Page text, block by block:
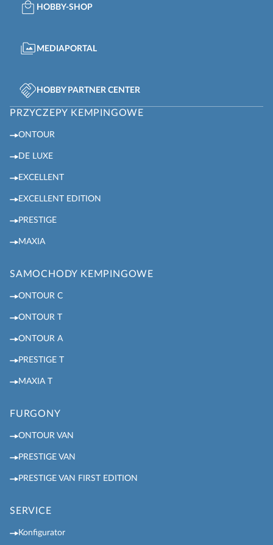
HOBBY-SHOP
MEDIAPORTAL
HOBBY PARTNER CENTER
PRZYCZEPY KEMPINGOWE
ONTOUR
DE LUXE
EXCELLENT
EXCELLENT EDITION
PRESTIGE
MAXIA
SAMOCHODY KEMPINGOWE
ONTOUR C
ONTOUR T
ONTOUR A
PRESTIGE T
MAXIA T
FURGONY
ONTOUR VAN
PRESTIGE VAN
PRESTIGE VAN FIRST EDITION
SERVICE
Konfigurator